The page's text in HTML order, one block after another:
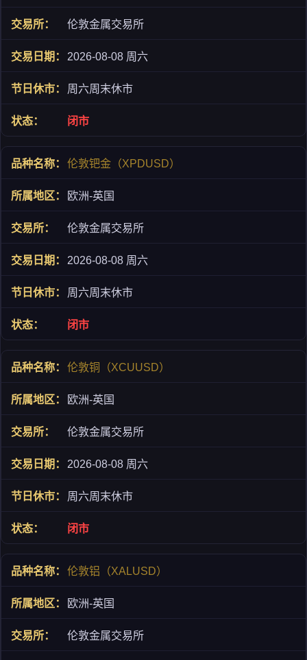
伦敦金属交易所
2026-08-08 周六
周六周末休市
闭市
伦敦钯金（XPDUSD）
欧洲-英国
伦敦金属交易所
2026-08-08 周六
周六周末休市
闭市
伦敦铜（XCUUSD）
欧洲-英国
伦敦金属交易所
2026-08-08 周六
周六周末休市
闭市
伦敦铝（XALUSD）
欧洲-英国
伦敦金属交易所